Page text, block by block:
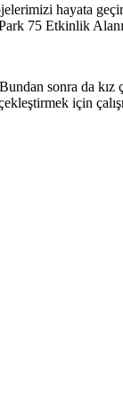
hayata
75 Etkinlik
sonra da
için